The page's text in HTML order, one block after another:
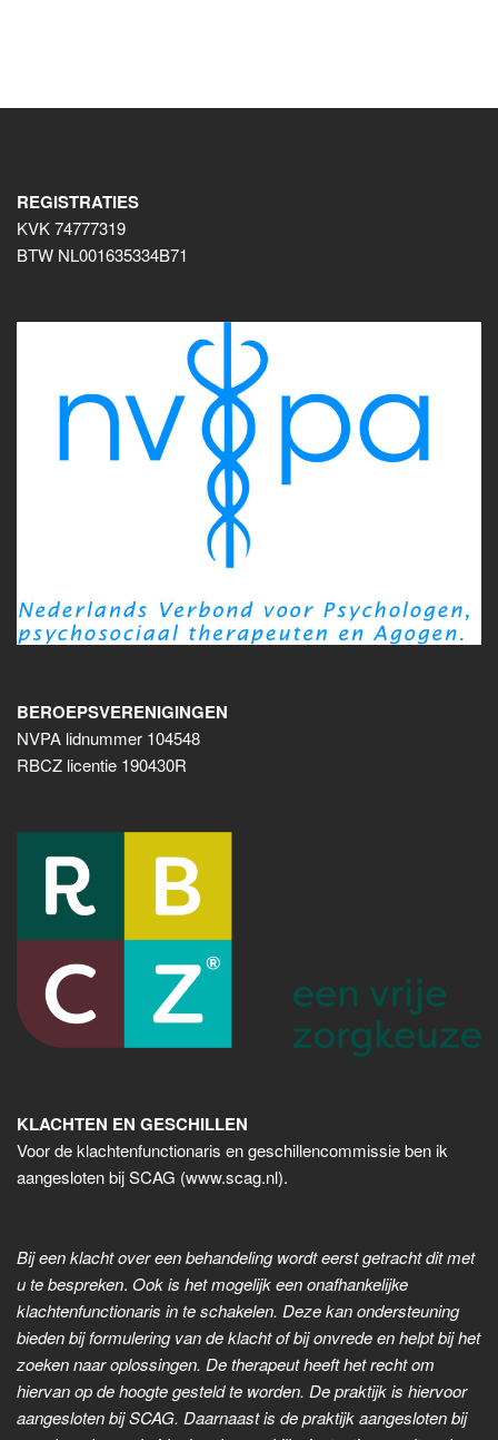
REGISTRATIES
KVK 74777319
BTW NL001635334B71
BEROEPSVERENIGINGEN
NVPA lidnummer 104548
RBCZ licentie 190430R
KLACHTEN EN GESCHILLEN
Voor de klachtenfunctionaris en geschillencommissie ben ik
aangesloten bij SCAG (www.scag.nl).
Bij een klacht over een behandeling wordt eerst getracht dit met
u te bespreken. Ook is het mogelijk een onafhankelijke
klachtenfunctionaris in te schakelen. Deze kan ondersteuning
bieden bij formulering van de klacht of bij onvrede en helpt bij het
zoeken naar oplossingen. De therapeut heeft het recht om
hiervan op de hoogte gesteld te worden. De praktijk is hiervoor
aangesloten bij SCAG. Daarnaast is de praktijk aangesloten bij